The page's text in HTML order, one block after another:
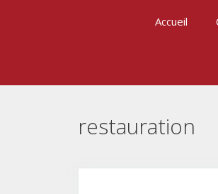
Accueil
restauration